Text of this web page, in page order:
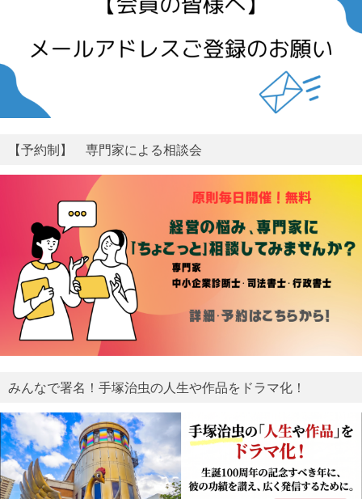
【予約制】 専門家による相談会
みんなで署名！手塚治虫の人生や作品をドラマ化！